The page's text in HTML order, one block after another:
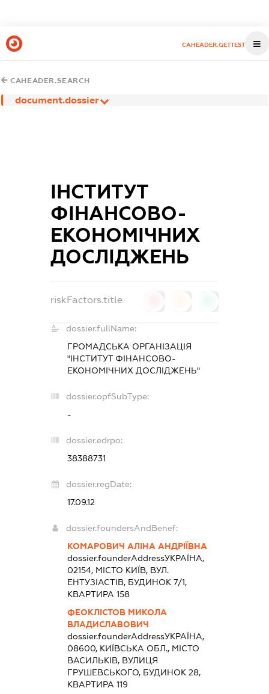
CAHEADER.GETTEST
CAHEADER.SEARCH
document.dossier
ІНСТИТУТ
ФІНАНСОВО-
ЕКОНОМІЧНИХ
ДОСЛІДЖЕНЬ
riskFactors.title
dossier.fullName:
ГРОМАДСЬКА ОРГАНІЗАЦІЯ
"ІНСТИТУТ ФІНАНСОВО-
ЕКОНОМІЧНИХ ДОСЛІДЖЕНЬ"
dossier.opfSubType:
-
dossier.edrpo:
38388731
dossier.regDate:
17.09.12
dossier.foundersAndBenef:
КОМАРОВИЧ АЛІНА АНДРІЇВНА
dossier.founderAddressУКРАЇНА,
02154, МІСТО КИЇВ, ВУЛ.
ЕНТУЗІАСТІВ, БУДИНОК 7/1,
КВАРТИРА 158
ФЕОКЛІСТОВ МИКОЛА
ВЛАДИСЛАВОВИЧ
dossier.founderAddressУКРАЇНА,
08600, КИЇВСЬКА ОБЛ., МІСТО
ВАСИЛЬКІВ, ВУЛИЦЯ
ГРУШЕВСЬКОГО, БУДИНОК 28,
КВАРТИРА 119